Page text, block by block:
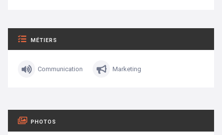
MÉTIERS
Communication Marketing
PHOTOS